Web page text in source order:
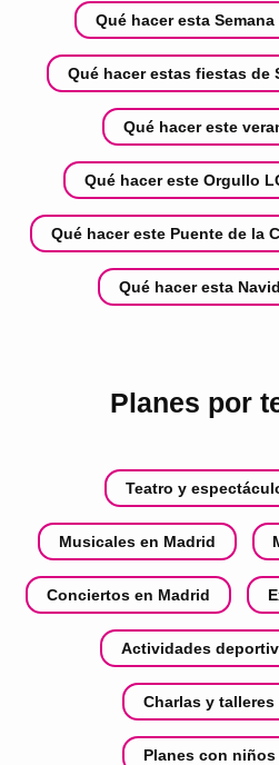
Qué hacer esta
Qué hacer estas fiestas de
Qué hacer este
Qué hacer este Orgullo
Qué hacer este Puente de la
Qué hacer esta
Planes por
Teatro y
Musicales en Madrid
Conciertos en Madrid
Actividades
Charlas y talleres
Planes con niños